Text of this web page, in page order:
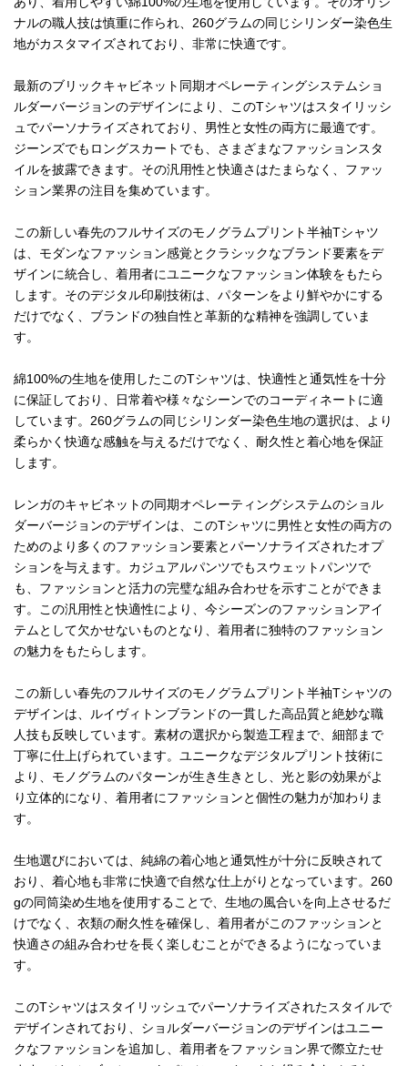
ナルの職人技は慎重に作られ、260グラムの同じシリンダー染色生
地がカスタマイズされており、非常に快適です。
最新のブリックキャビネット同期オペレーティングシステムショ
ルダーバージョンのデザインにより、このTシャツはスタイリッシ
ュでパーソナライズされており、男性と女性の両方に最適です。
ジーンズでもロングスカートでも、さまざまなファッションスタ
イルを披露できます。その汎用性と快適さはたまらなく、ファッ
ション業界の注目を集めています。
この新しい春先のフルサイズのモノグラムプリント半袖Tシャツ
は、モダンなファッション感覚とクラシックなブランド要素をデ
ザインに統合し、着用者にユニークなファッション体験をもたら
します。そのデジタル印刷技術は、パターンをより鮮やかにする
だけでなく、ブランドの独自性と革新的な精神を強調していま
す。
綿100%の生地を使用したこのTシャツは、快適性と通気性を十分
に保証しており、日常着や様々なシーンでのコーディネートに適
しています。260グラムの同じシリンダー染色生地の選択は、より
柔らかく快適な感触を与えるだけでなく、耐久性と着心地を保証
します。
レンガのキャビネットの同期オペレーティングシステムのショル
ダーバージョンのデザインは、このTシャツに男性と女性の両方の
ためのより多くのファッション要素とパーソナライズされたオプ
ションを与えます。カジュアルパンツでもスウェットパンツで
も、ファッションと活力の完璧な組み合わせを示すことができま
す。この汎用性と快適性により、今シーズンのファッションアイ
テムとして欠かせないものとなり、着用者に独特のファッション
の魅力をもたらします。
この新しい春先のフルサイズのモノグラムプリント半袖Tシャツの
デザインは、ルイヴィトンブランドの一貫した高品質と絶妙な職
人技も反映しています。素材の選択から製造工程まで、細部まで
丁寧に仕上げられています。ユニークなデジタルプリント技術に
より、モノグラムのパターンが生き生きとし、光と影の効果がよ
り立体的になり、着用者にファッションと個性の魅力が加わりま
す。
生地選びにおいては、純綿の着心地と通気性が十分に反映されて
おり、着心地も非常に快適で自然な仕上がりとなっています。260
gの同筒染め生地を使用することで、生地の風合いを向上させるだ
けでなく、衣類の耐久性を確保し、着用者がこのファッションと
快適さの組み合わせを長く楽しむことができるようになっていま
す。
このTシャツはスタイリッシュでパーソナライズされたスタイルで
デザインされており、ショルダーバージョンのデザインはユニー
クなファッションを追加し、着用者をファッション界で際立たせ